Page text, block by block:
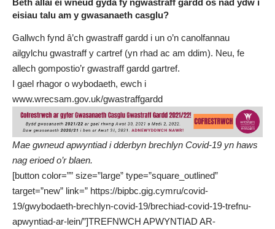
Beth allai ei wneud gyda fy ngwastraff gardd os nad ydw i
eisiau talu am y gwasanaeth casglu?
Gallwch fynd â’ch gwastraff gardd i un o’n canolfannau
ailgylchu gwastraff y cartref(yn rhad ac am ddim). Neu, fe
allech gompostio’r gwastraff gardd gartref.
I gael rhagor o wybodaeth, ewch i
www.wrecsam.gov.uk/gwastraffgardd
Mae gwneud apwyntiad i dderbyn brechlyn Covid-19 yn haws
nag erioed o’r blaen.
[button color=”” size=”large” type=”square_outlined”
target=”new” link=” https://bipbc.gig.cymru/covid-
19/gwybodaeth-brechlyn-covid-19/brechiad-covid-19-trefnu-
apwyntiad-ar-lein/”]TREFNWCH APWYNTIAD AR-